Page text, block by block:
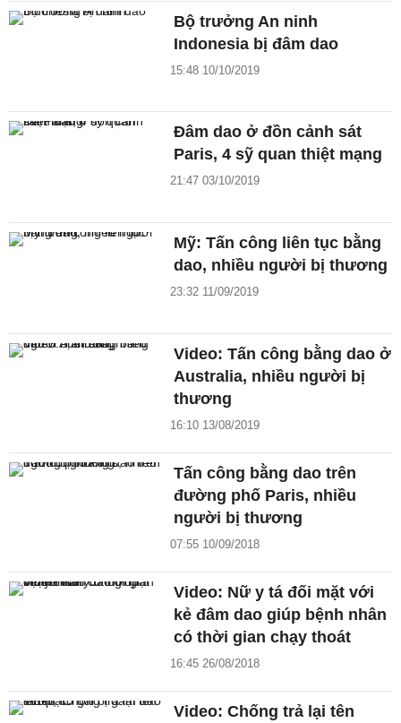
Bộ trưởng An ninh
Indonesia bị đâm dao
15:48 10/10/2019
Đâm dao ở đồn cảnh sát
Paris, 4 sỹ quan thiệt mạng
21:47 03/10/2019
Mỹ: Tấn công liên tục bằng
dao, nhiều người bị thương
23:32 11/09/2019
Video: Tấn công bằng dao ở
Australia, nhiều người bị
thương
16:10 13/08/2019
Tấn công bằng dao trên
đường phố Paris, nhiều
người bị thương
07:55 10/09/2018
Video: Nữ y tá đối mặt với
kẻ đâm dao giúp bệnh nhân
có thời gian chạy thoát
16:45 26/08/2018
Video: Chống trả lại tên